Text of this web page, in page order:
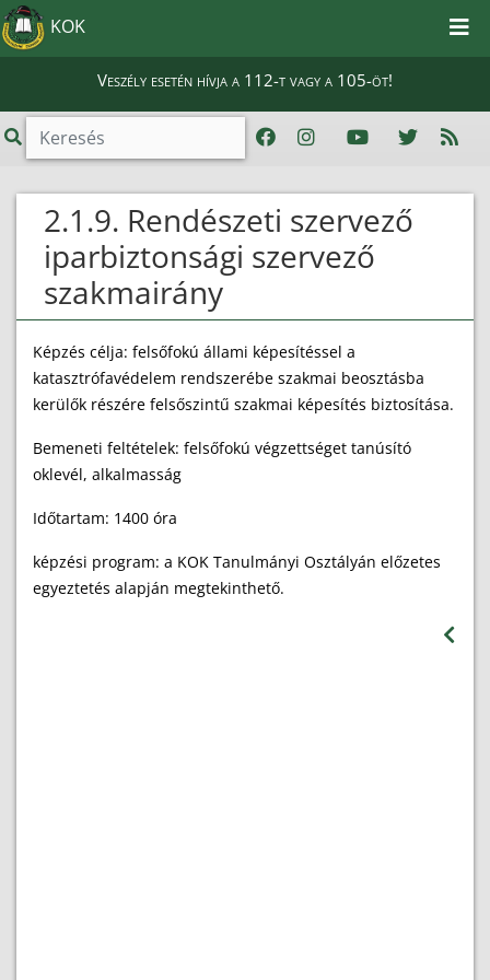
KOK
Veszély esetén hívja a 112-t vagy a 105-öt!
2.1.9. Rendészeti szervező
iparbiztonsági szervező
szakmairány
Képzés célja: felsőfokú állami képesítéssel a
katasztrófavédelem rendszerébe szakmai beosztásba
kerülők részére felsőszintű szakmai képesítés biztosítása.
Bemeneti feltételek: felsőfokú végzettséget tanúsító
oklevél, alkalmasság
Időtartam: 1400 óra
képzési program: a KOK Tanulmányi Osztályán előzetes
egyeztetés alapján megtekinthető.